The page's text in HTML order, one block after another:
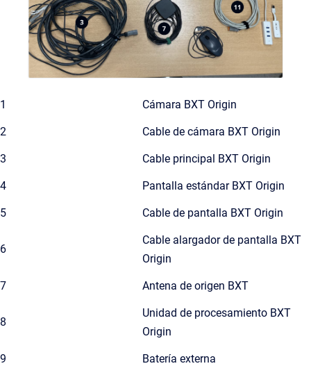
1 Cámara BXT Origin
2 Cable de cámara BXT Origin
3 Cable principal BXT Origin
4 Pantalla estándar BXT Origin
5 Cable de pantalla BXT Origin
6
Cable alargador de pantalla BXT
Origin
7 Antena de origen BXT
8
Unidad de procesamiento BXT
Origin
9 Batería externa